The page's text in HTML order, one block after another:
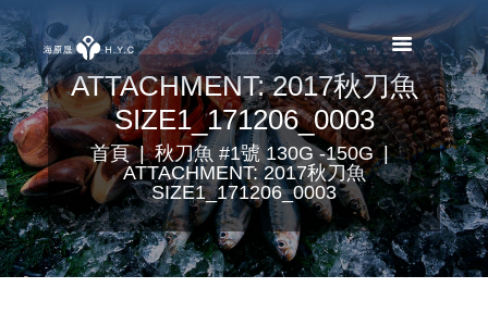
ATTACHMENT: 2017秋刀魚
SIZE1_171206_0003
首頁
秋刀魚 #1號 130G -150G
ATTACHMENT: 2017秋刀魚
SIZE1_171206_0003